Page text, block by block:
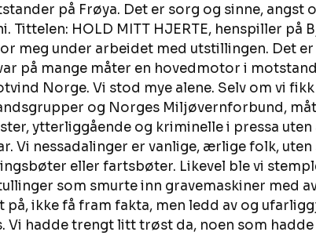
på Frøya. Det er sorg og sinne, angst
Tittelen: HOLD MITT HJERTE, henspiller på
meg under arbeidet med utstillingen. Det
på mange måter en hovedmotor i
Norge. Vi stod mye alene. Selv om vi
og Norges Miljøvernforbund,
ytterliggående og kriminelle i pressa uten
Vi nessadalinger er vanlige, ærlige folk,
eller fartsbøter. Likevel ble vi
som smurte inn gravemaskiner med
på, ikke få fram fakta, men ledd av og
Vi hadde trengt litt trøst da, noen som